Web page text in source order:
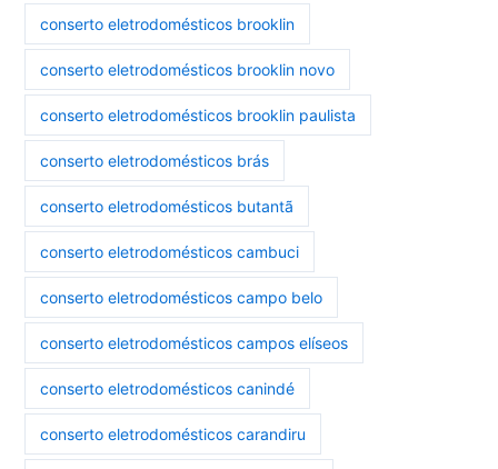
conserto eletrodomésticos brooklin
conserto eletrodomésticos brooklin novo
conserto eletrodomésticos brooklin paulista
conserto eletrodomésticos brás
conserto eletrodomésticos butantã
conserto eletrodomésticos cambuci
conserto eletrodomésticos campo belo
conserto eletrodomésticos campos elíseos
conserto eletrodomésticos canindé
conserto eletrodomésticos carandiru